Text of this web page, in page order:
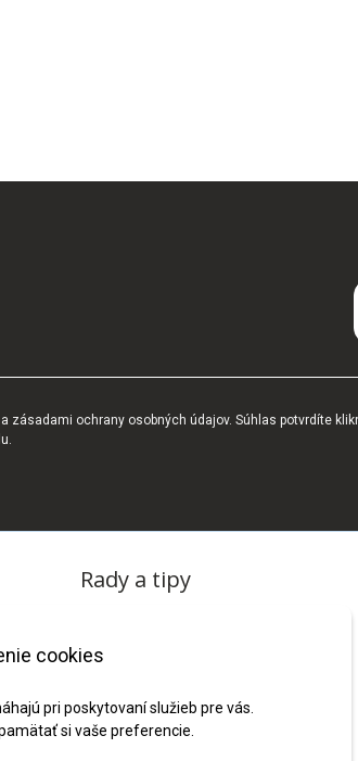
cookies
pri poskytovaní služieb pre vás.
si vaše preferencie.
ochrany osobných údajov. Súhlas potvrdíte
Rady a tipy